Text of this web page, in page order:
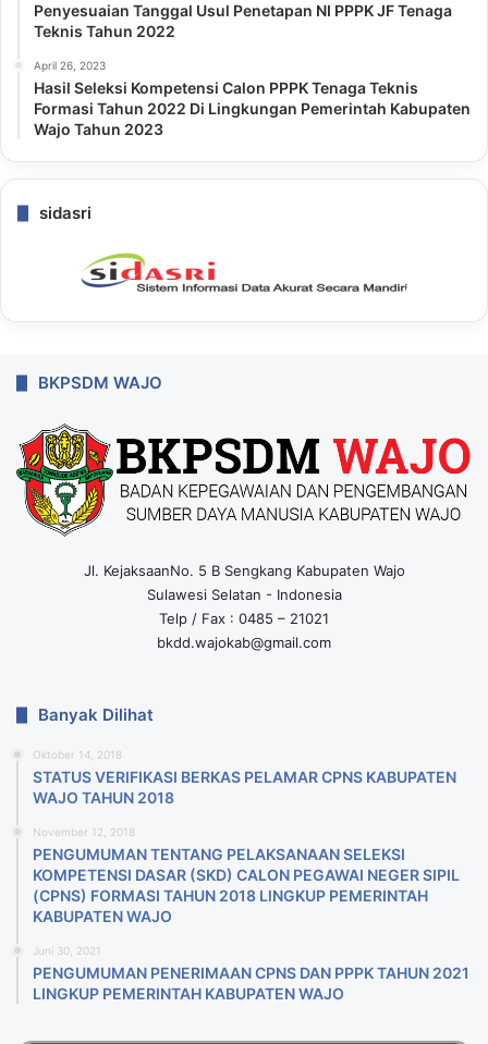
Penyesuaian Tanggal Usul Penetapan NI PPPK JF Tenaga
Teknis Tahun 2022
April 26, 2023
Hasil Seleksi Kompetensi Calon PPPK Tenaga Teknis
Formasi Tahun 2022 Di Lingkungan Pemerintah Kabupaten
Wajo Tahun 2023
sidasri
BKPSDM WAJO
Jl. KejaksaanNo. 5 B Sengkang Kabupaten Wajo
Sulawesi Selatan - Indonesia
Telp / Fax : 0485 – 21021
bkdd.wajokab@gmail.com
Banyak Dilihat
Oktober 14, 2018
STATUS VERIFIKASI BERKAS PELAMAR CPNS KABUPATEN
WAJO TAHUN 2018
November 12, 2018
PENGUMUMAN TENTANG PELAKSANAAN SELEKSI
KOMPETENSI DASAR (SKD) CALON PEGAWAI NEGER SIPIL
(CPNS) FORMASI TAHUN 2018 LlNGKUP PEMERINTAH
KABUPATEN WAJO
Juni 30, 2021
PENGUMUMAN PENERIMAAN CPNS DAN PPPK TAHUN 2021
LINGKUP PEMERINTAH KABUPATEN WAJO